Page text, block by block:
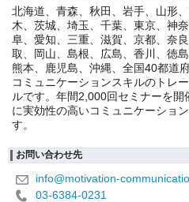
北海道、青森、秋田、岩手、山形
木、茨城、埼玉、千葉、東京、神
阜、愛知、三重、滋賀、京都、奈
取、岡山、島根、広島、香川、徳
熊本、鹿児島、沖縄、全国40都道
コミュニケーションスキルのトレ
ルです。年間2,000回セミナーを開
に実効性の高いコミュニケーショ
す。
お問い合わせ先
info@motivation-
03-6384-0231